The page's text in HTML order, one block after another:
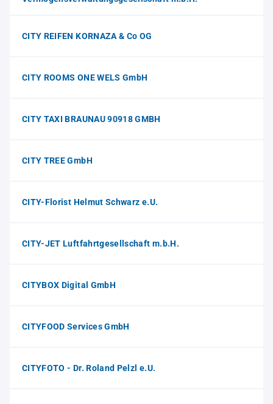
CITY REIFEN KORNAZA & Co OG
CITY ROOMS ONE WELS GmbH
CITY TAXI BRAUNAU 90918 GMBH
CITY TREE GmbH
CITY-Florist Helmut Schwarz e.U.
CITY-JET Luftfahrtgesellschaft m.b.H.
CITYBOX Digital GmbH
CITYFOOD Services GmbH
CITYFOTO - Dr. Roland Pelzl e.U.